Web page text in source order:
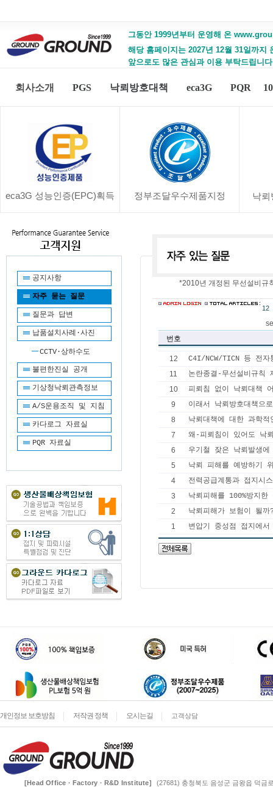
그동안 1999년부터 운영해 온
해당 홈페이지는 2027년 12월 31일까
앞으로도 많은 관심과 이용 부탁드립니
회사소개 PGS 낙뢰방호대책 eca3G PQR
eca3G 성능인증(EPC)획득 정부조달우수제품지정 낙뢰
공지사항
자주 묻는 질문
질문과 답변
납품설치사례·사진
CCTV·상하수도
불편한진실 공개
기상청낙뢰관측정보
A/S운용조직 및 지침
카다로그 자료실
PQR 자료실
*2010년 개정된 무선설비규
12
번호
12
C4I/NCW/TICN 등 전
11
논란종결-무선설비규
10
피뢰침 없이 낙뢰대책
9
이래서 낙뢰방호대책
8
낙뢰대책에 대한 과학
7
왜-피뢰침이 있어도 낙
6
우기철 잦은 낙뢰발생
5
낙뢰 피해를 예방하기
4
전력공급계통과 접지시
3
낙뢰피해를 100%방지
2
낙뢰피해가 보험이 될
1
변압기 중성점 접지에
개인정보 보호방침 저작권 정책 오시는길 고객상담
[Head Office · Factory · R&D Institute] (27681) 충청북도 음성군 금왕읍 덕금